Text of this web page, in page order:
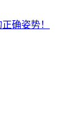
确姿势！